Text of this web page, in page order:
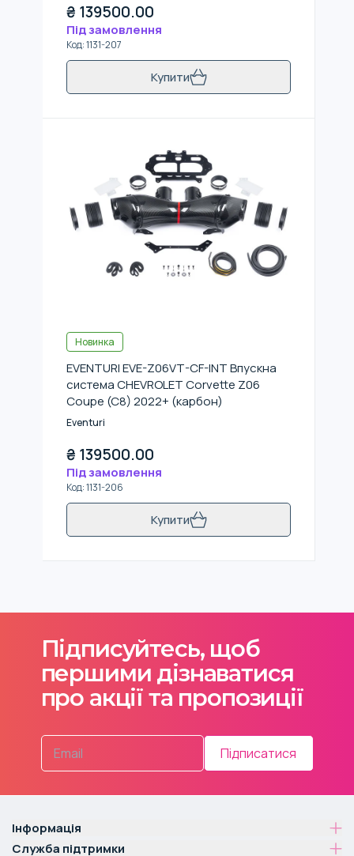
₴ 139500.00
Під замовлення
Код:1131-207
Купити
Новинка
EVENTURI EVE-Z06VT-CF-INT Впускна
система CHEVROLET Corvette Z06
Coupe (C8) 2022+ (карбон)
Eventuri
₴ 139500.00
Під замовлення
Код:1131-206
Купити
Підписуйтесь, щоб
першими дізнаватися
про акції та пропозиції
Підписатися
Інформація
Служба підтримки